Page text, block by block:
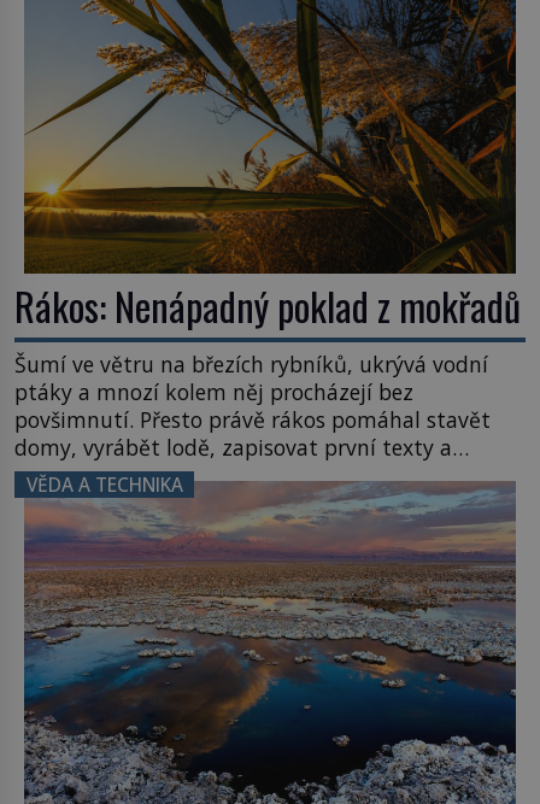
Rákos: Nenápadný poklad z mokřadů
Šumí ve větru na březích rybníků, ukrývá vodní
ptáky a mnozí kolem něj procházejí bez
povšimnutí. Přesto právě rákos pomáhal stavět
domy, vyrábět lodě, zapisovat první texty a
inspiroval řadu pověstí. Tato skromná, ale
užitečná rostlina provází člověka už tisíce let.
Většina lidí vnímá rákos jen jako obyčejnou kulisu
letního koupání. Stačí se však podívat […]
VĚDA A TECHNIKA